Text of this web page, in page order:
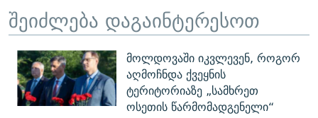
შეიძლება დაგაინტერესოთ
მოლდოვაში იკვლევენ, როგორ
აღმოჩნდა ქვეყნის
ტერიტორიაზე „სამხრეთ
ოსეთის წარმომადგენელი“